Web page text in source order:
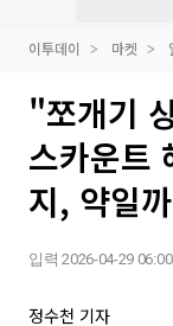
이투데이 마켓
"쪼개기
스카운트
지, 약일
입력 2026-04-29 06:00
정수천 기자